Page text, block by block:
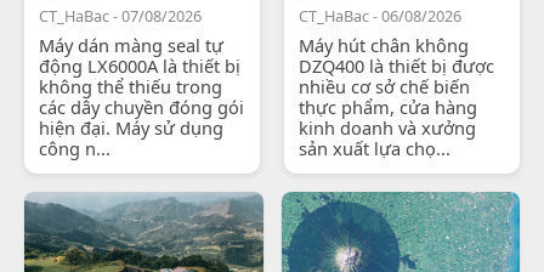
CT_HaBac - 07/08/2026
Máy dán màng seal tự
động LX6000A là thiết bị
không thể thiếu trong
các dây chuyền đóng gói
hiện đại. Máy sử dụng
công n...
CT_HaBac - 06/08/2026
Máy hút chân không
DZQ400 là thiết bị được
nhiều cơ sở chế biến
thực phẩm, cửa hàng
kinh doanh và xưởng
sản xuất lựa chọ...